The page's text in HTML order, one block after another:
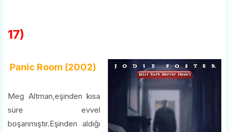
17)
Panic Room (2002)
Meg Altman,eşinden kısa
süre evvel
boşanmıştır.Eşinden aldığı